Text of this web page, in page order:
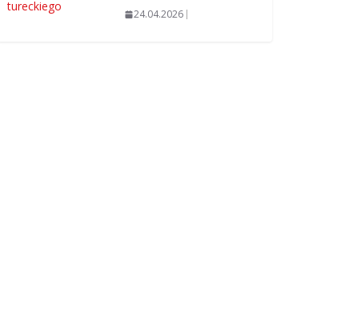
24.04.2026